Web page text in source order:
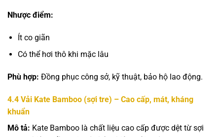
Nhược điểm:
Ít co giãn
Có thể hơi thô khi mặc lâu
Phù hợp: Đồng phục công sở, kỹ thuật, bảo hộ lao động.
4.4 Vải Kate Bamboo (sợi tre) – Cao cấp, mát, kháng
khuẩn
Mô tả: Kate Bamboo là chất liệu cao cấp được dệt từ sợi